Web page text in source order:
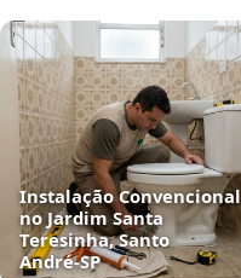
Instalação Convencional
no Jardim Santa
Teresinha, Santo
André‑SP